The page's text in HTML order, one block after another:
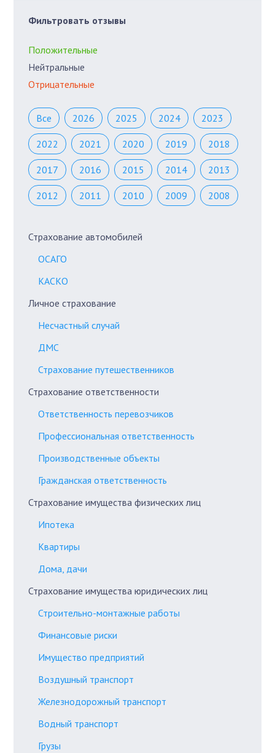
Фильтровать отзывы
Положительные
Нейтральные
Отрицательные
Все 2026 2025 2024 2023
2022 2021 2020 2019 2018
2017 2016 2015 2014 2013
2012 2011 2010 2009 2008
Страхование автомобилей
ОСАГО
КАСКО
Личное страхование
Несчастный случай
ДМС
Страхование путешественников
Страхование ответственности
Ответственность перевозчиков
Профессиональная ответственность
Производственные объекты
Гражданская ответственность
Страхование имущества физических лиц
Ипотека
Квартиры
Дома, дачи
Страхование имущества юридических лиц
Строительно-монтажные работы
Финансовые риски
Имущество предприятий
Воздушный транспорт
Железнодорожный транспорт
Водный транспорт
Грузы